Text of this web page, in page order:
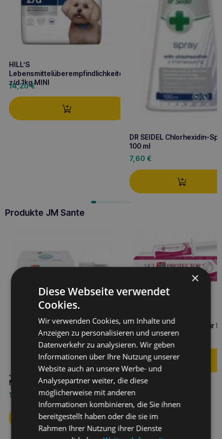
HILL’S
Lebensmittelüberempfindlichkeiten
z/d 1kg MINI
14,20€
DR SEIDEL Chlorhexidin-
100 ml
7,60 €
Produkte JM Sante
JM SANTE Vet Protector 30ml
Mundspülung
16,10
JM SANTE Vet Protector
Gastro-Butyrate 60ml für
und Katze
16,00 €
×
Diese Webseite verwendet
Cookies.
Wir verwenden Cookies, um Inhalte und
Anzeigen zu personalisieren und unseren
Datenverkehr zu analysieren. Wir geben
Informationen über Ihre Nutzung unserer
Website auch an unsere Werbe- und
Analysepartner weiter, die diese
möglicherweise mit anderen
Informationen kombinieren, die Sie ihnen
bereitgestellt haben oder die sie im
Rahmen Ihrer Nutzung ihrer Dienste